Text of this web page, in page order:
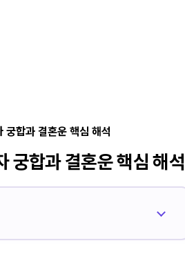
궁합과 결혼운 핵심 해석
궁합과 결혼운 핵심 해석